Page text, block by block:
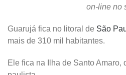
on-line no
Guarujá fica no litoral de São
mais de 310 mil habitantes.
Ele fica na Ilha de Santo Amaro,